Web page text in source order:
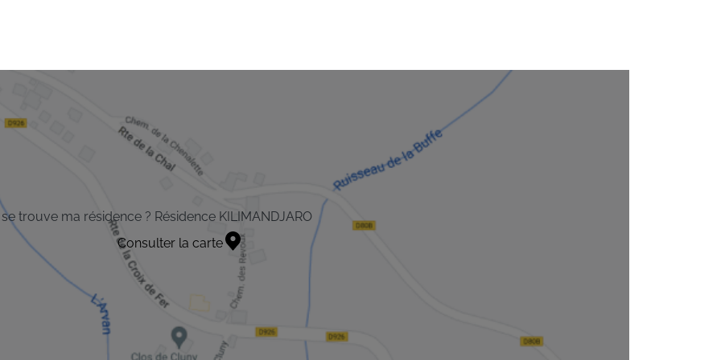
trouve ma résidence ? Résidence KILIMANDJARO
Consulter la carte